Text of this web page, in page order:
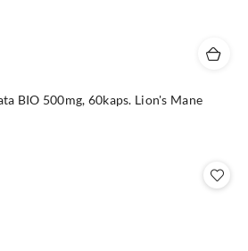
BIO 500mg, 60kaps. Lion's Mane